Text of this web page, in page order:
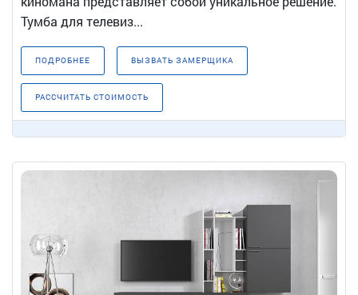
Тумба для телевиз...
ПОДРОБНЕЕ ВЫЗВАТЬ ЗАМЕРЩИКА
РАССЧИТАТЬ СТОИМОСТЬ